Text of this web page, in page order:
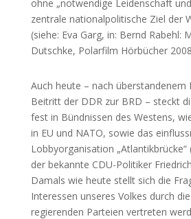
ohne „notwendige Leidenschaft
zentrale nationalpolitische Ziel der
(siehe: Eva Garg, in: Bernd Rabehl:
Dutschke, Polarfilm Hörbücher
Auch heute – nach überstandenem
Beitritt der DDR zur BRD – steckt
fest in Bündnissen des Westens,
in EU und NATO, sowie das
Lobbyorganisation
der bekannte CDU-Politiker
Damals wie heute stellt sich die
Interessen unseres Volkes durch
regierenden Parteien vertreten